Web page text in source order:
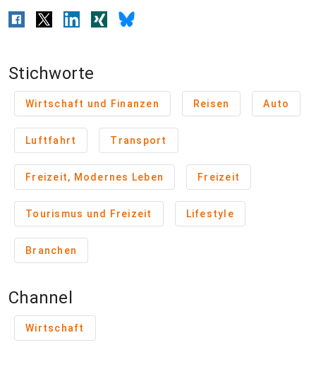
Stichworte
Wirtschaft und Finanzen Reisen Auto
Luftfahrt Transport
Freizeit, Modernes Leben Freizeit
Tourismus und Freizeit Lifestyle
Branchen
Channel
Wirtschaft